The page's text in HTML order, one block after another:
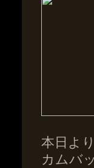
本日より
カムバ